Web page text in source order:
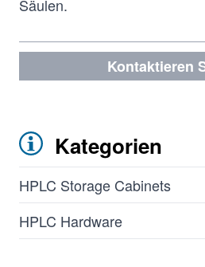
Säulen.
Kontaktieren
Kategorien
HPLC Storage Cabinets
HPLC Hardware